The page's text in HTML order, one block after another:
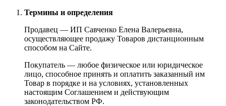
Термины и определения
Продавец — ИП Савченко Елена Валерьевна,
осуществляющее продажу Товаров дистанционным
способом на Сайте.
Покупатель — любое физическое или юридическое
лицо, способное принять и оплатить заказанный им
Товар в порядке и на условиях, установленных
настоящим Соглашением и действующим
законодательством РФ.